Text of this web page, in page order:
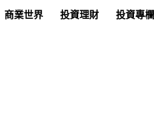
商業世界 投資理財 投資專欄